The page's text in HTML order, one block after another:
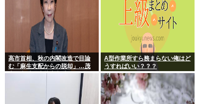
高市首相、秋の内閣改造で目論
む「麻生支配からの脱却」…茂
木敏充氏も小林鷹之氏もクビ
A型作業所すら務まらない俺はど
うすればいい？？？